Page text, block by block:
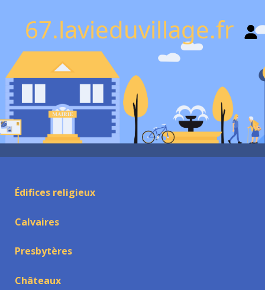
67.lavieduvillage.fr
Édifices religieux
Calvaires
Presbytères
Châteaux